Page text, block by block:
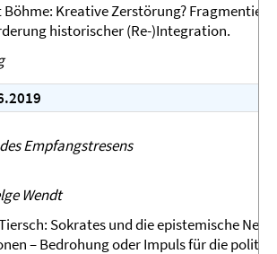
Kreative Zerstörung?
historischer (Re-)Integration.
Empfangstresens
Wendt
Sokrates und die epistemische
– Bedrohung oder Impuls für die